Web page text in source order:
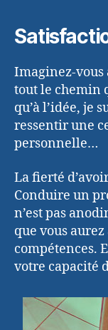
Imaginez-
tout le chemin
qu’à l’idée, je
ressentir une
personnelle…
La fierté
Conduire un
n’est pas
que vous
compétences.
votre capacité